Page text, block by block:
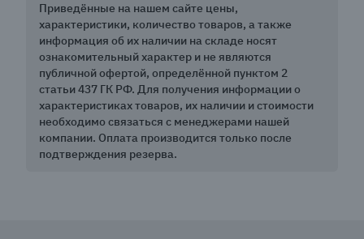
Приведённые на нашем сайте цены,
характеристики, количество товаров, а также
информация об их наличии на складе носят
ознакомительный характер и не являются
публичной офертой, определённой пунктом 2
статьи 437 ГК РФ. Для получения информации о
характеристиках товаров, их наличии и стоимости
необходимо связаться с менеджерами нашей
компании. Оплата производится только после
подтверждения резерва.